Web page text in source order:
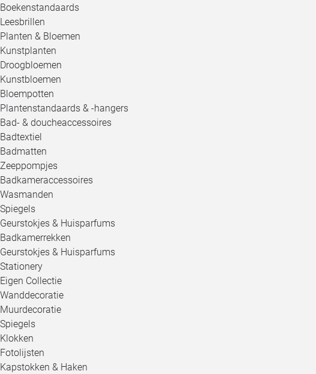
Boekenstandaards
Leesbrillen
Planten & Bloemen
Kunstplanten
Droogbloemen
Kunstbloemen
Bloempotten
Plantenstandaards & -hangers
Bad- & doucheaccessoires
Badtextiel
Badmatten
Zeeppompjes
Badkameraccessoires
Wasmanden
Spiegels
Geurstokjes & Huisparfums
Badkamerrekken
Geurstokjes & Huisparfums
Stationery
Eigen Collectie
Wanddecoratie
Muurdecoratie
Spiegels
Klokken
Fotolijsten
Kapstokken & Haken